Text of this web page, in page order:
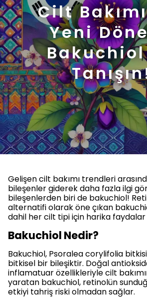
Cilt
Yeni
Gelişen cilt bakımı trendleri
bileşenler giderek daha fazla ilgi
bileşenlerden biri de bakuchiol!
alternatifi olarak öne çıkan
dahil her cilt tipi için harika faydalar
Bakuchiol Nedir?
Bakuchiol, Psoralea corylifolia
bitkisel bir bileşiktir. Doğal
inflamatuar özellikleriyle cilt
yaratan bakuchiol, retinolün
etkiyi tahriş riski olmadan sağlar.